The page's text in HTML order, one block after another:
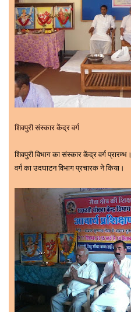
शिवपुरी संस्कार केंद्र वर्ग
शिवपुरी विभाग का संस्कार केंद्र वर्ग प्रारम्भ।
वर्ग का उदघाटन विभाग प्रचारक ने किया।